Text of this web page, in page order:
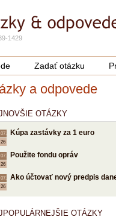
1429
Zadať otázku
a odpovede
OTÁZKY
07.
26
Kúpa zastávky za 1 euro
07.
26
Použite fondu opráv
07.
26
Ako účtovať nový predpis
OTÁZKY